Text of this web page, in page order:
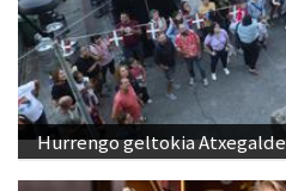
Hurrengo geltokia